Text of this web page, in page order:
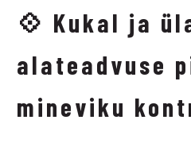
💠 Kukal ja
alateadvuse
mineviku